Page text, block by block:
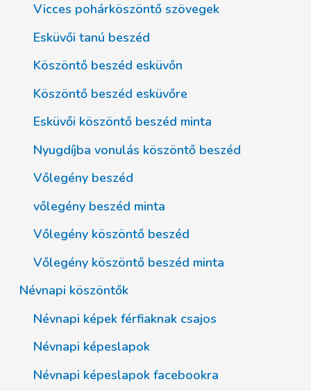
Vicces pohárköszöntő szövegek
Esküvői tanú beszéd
Köszöntő beszéd esküvőn
Köszöntő beszéd esküvőre
Esküvői köszöntő beszéd minta
Nyugdíjba vonulás köszöntő beszéd
Vőlegény beszéd
vőlegény beszéd minta
Vőlegény köszöntő beszéd
Vőlegény köszöntő beszéd minta
Névnapi köszöntők
Névnapi képek férfiaknak csajos
Névnapi képeslapok
Névnapi képeslapok facebookra